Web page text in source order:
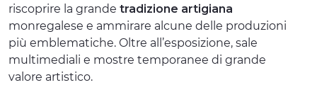
ACCOGLIENZA
riscoprire la grande tradizione artigiana
monregalese e ammirare alcune delle produzioni
più emblematiche. Oltre all’esposizione, sale
multimediali e mostre temporanee di grande
valore artistico.